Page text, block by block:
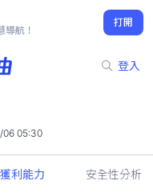
導航！
打開
登入
06 05:30
獲利能力 安全性分析